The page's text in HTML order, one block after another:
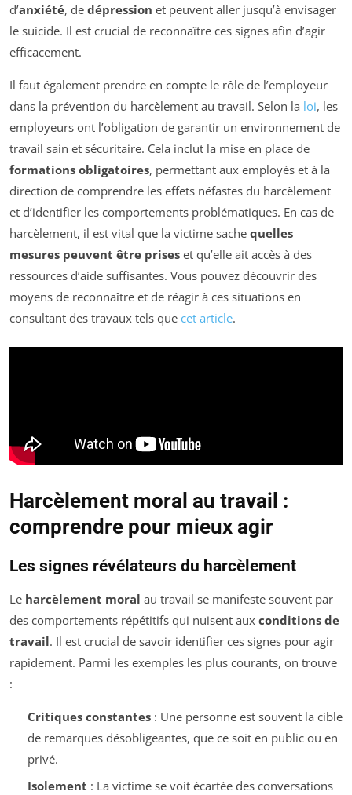
d’anxiété, de dépression et peuvent aller jusqu’à envisager
le suicide. Il est crucial de reconnaître ces signes afin d’agir
efficacement.
Il faut également prendre en compte le rôle de l’employeur
dans la prévention du harcèlement au travail. Selon la loi, les
employeurs ont l’obligation de garantir un environnement de
travail sain et sécuritaire. Cela inclut la mise en place de
formations obligatoires, permettant aux employés et à la
direction de comprendre les effets néfastes du harcèlement
et d’identifier les comportements problématiques. En cas de
harcèlement, il est vital que la victime sache quelles
mesures peuvent être prises et qu’elle ait accès à des
ressources d’aide suffisantes. Vous pouvez découvrir des
moyens de reconnaître et de réagir à ces situations en
consultant des travaux tels que cet article.
Harcèlement moral au travail :
comprendre pour mieux agir
Les signes révélateurs du harcèlement
Le harcèlement moral au travail se manifeste souvent par
des comportements répétitifs qui nuisent aux conditions de
travail. Il est crucial de savoir identifier ces signes pour agir
rapidement. Parmi les exemples les plus courants, on trouve
:
Critiques constantes: Une personne est souvent la cible
de remarques désobligeantes, que ce soit en public ou en
privé.
Isolement : La victime se voit écartée des conversations